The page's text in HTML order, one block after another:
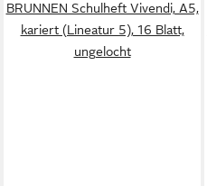
BRUNNEN Schulheft Vivendi, A5,
kariert (Lineatur 5), 16 Blatt,
ungelocht